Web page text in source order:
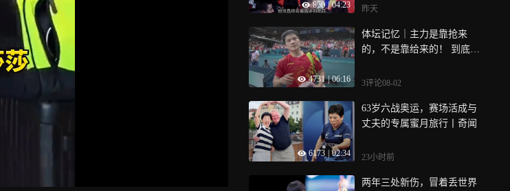
850 | 04:23 昨天
4731 | 06:16
体坛记忆｜主力是靠抢来
的，不是靠给来的！ 到底是
抢班夺朝？就在全国锦标赛
3评论08-02
6173 02:34
63岁六战奥运，赛场活成与
丈夫的专属蜜月旅行丨奇闻
23小时前
两年三处新伤，冒着丢世界